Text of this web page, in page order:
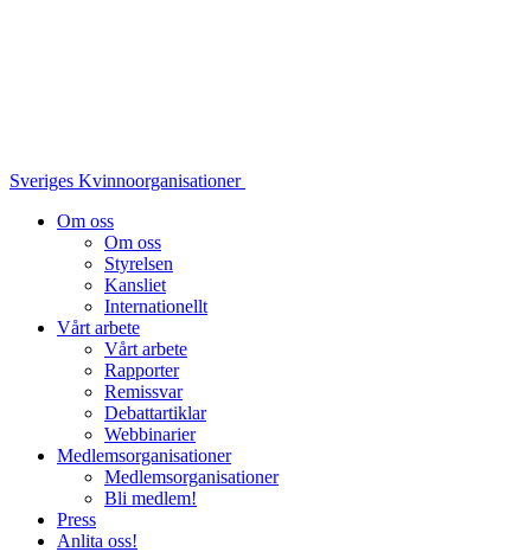
Sveriges Kvinnoorganisationer
Om oss
Om oss
Styrelsen
Kansliet
Internationellt
Vårt arbete
Vårt arbete
Rapporter
Remissvar
Debattartiklar
Webbinarier
Medlemsorganisationer
Medlemsorganisationer
Bli medlem!
Press
Anlita oss!